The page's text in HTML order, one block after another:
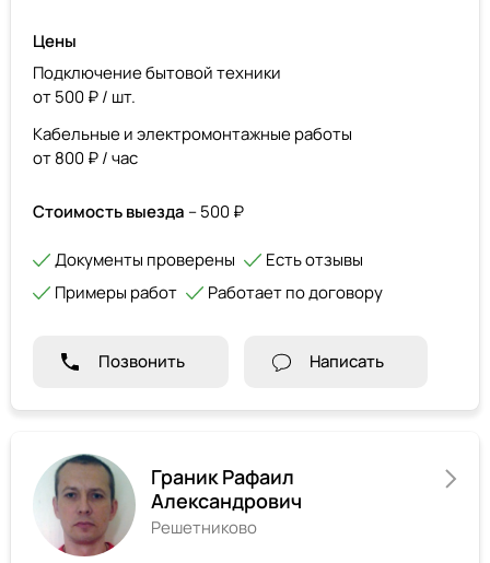
Цены
Подключение бытовой техники
от 500 ₽ / шт.
Кабельные и электромонтажные работы
от 800 ₽ / час
Стоимость выезда – 500 ₽
Документы проверены
Есть отзывы
Примеры работ
Работает по договору
Позвонить Написать
Граник Рафаил
Александрович
Решетниково